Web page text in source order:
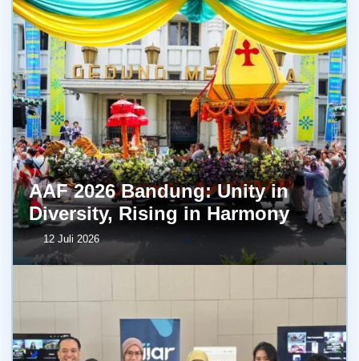
AAF 2026 Bandung: Unity in
Diversity, Rising in Harmony
12 Juli 2026